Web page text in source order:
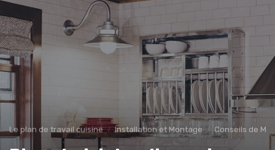
Le plan de travail cuisine Installation et Montage Conseils de